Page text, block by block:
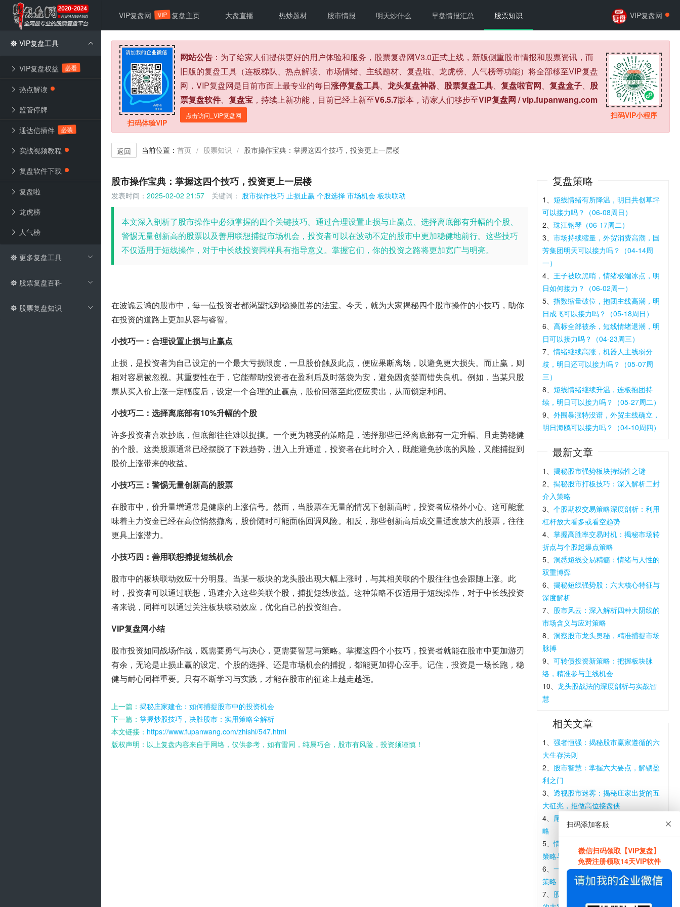
扫码体验VIP
网站公告 ：为了给家人们提供更好的用户体验和服务，股票复盘网V3.0正式上线，新版侧重股市情报和股票资讯，而
旧版的复盘工具（连板梯队、热点解读、市场情绪、主线题材、复盘啦、龙虎榜、人气榜等功能）将全部移至VIP复盘
网，VIP复盘网是目前市面上最专业的每日涨停复盘工具、 龙头复盘神器、 股票复盘工具、 复盘啦官网、 复盘盒子、 股
票复盘软件、 复盘宝 ，持续上新功能，目前已经上新至V6.5.7版本，请家人们移步至VIP复盘网 / vip.fupanwang.com
点击访问_VIP复盘网 扫码VIP小程序
返回 当前位置： 首页 / 股票知识 / 股市操作宝典：掌握这四个技巧，投资更上一层楼
股市操作宝典：掌握这四个技巧，投资更上一层楼
发表时间： 2025-02-02 21:57 关键词： 股市操作技巧 止损止赢 个股选择 市场机会 板块联动
本文深入剖析了股市操作中必须掌握的四个关键技巧。通过合理设置止损与止赢点、选择离底部有升幅的个股、
警惕无量创新高的股票以及善用联想捕捉市场机会，投资者可以在波动不定的股市中更加稳健地前行。这些技巧
不仅适用于短线操作，对于中长线投资同样具有指导意义。掌握它们，你的投资之路将更加宽广与明亮。
在波诡云谲的股市中，每一位投资者都渴望找到稳操胜券的法宝。今天，就为大家揭秘四个股市操作的小技巧，助你
在投资的道路上更加从容与睿智。
小技巧一：合理设置止损与止赢点
止损，是投资者为自己设定的一个最大亏损限度，一旦股价触及此点，便应果断离场，以避免更大损失。而止赢，则
相对容易被忽视。其重要性在于，它能帮助投资者在盈利后及时落袋为安，避免因贪婪而错失良机。例如，当某只股
票从买入价上涨一定幅度后，设定一个合理的止赢点，股价回落至此便应卖出，从而锁定利润。
小技巧二：选择离底部有10%升幅的个股
许多投资者喜欢抄底，但底部往往难以捉摸。一个更为稳妥的策略是，选择那些已经离底部有一定升幅、且走势稳健
的个股。这类股票通常已经摆脱了下跌趋势，进入上升通道，投资者在此时介入，既能避免抄底的风险，又能捕捉到
股价上涨带来的收益。
小技巧三：警惕无量创新高的股票
在股市中，价升量增通常是健康的上涨信号。然而，当股票在无量的情况下创新高时，投资者应格外小心。这可能意
味着主力资金已经在高位悄然撤离，股价随时可能面临回调风险。相反，那些创新高后成交量适度放大的股票，往往
更具上涨潜力。
小技巧四：善用联想捕捉短线机会
股市中的板块联动效应十分明显。当某一板块的龙头股出现大幅上涨时，与其相关联的个股往往也会跟随上涨。此
时，投资者可以通过联想，迅速介入这些关联个股，捕捉短线收益。这种策略不仅适用于短线操作，对于中长线投资
者来说，同样可以通过关注板块联动效应，优化自己的投资组合。
VIP复盘网小结
股市投资如同战场作战，既需要勇气与决心，更需要智慧与策略。掌握这四个小技巧，投资者就能在股市中更加游刃
有余，无论是止损止赢的设定、个股的选择、还是市场机会的捕捉，都能更加得心应手。记住，投资是一场长跑，稳
健与耐心同样重要。只有不断学习与实践，才能在股市的征途上越走越远。
上一篇： 揭秘庄家建仓：如何捕捉股市中的投资机会
下一篇： 掌握炒股技巧，决胜股市：实用策略全解析
本文链接： https://www.fupanwang.com/zhishi/547.html
版权声明：以上复盘内容来自于网络，仅供参考，如有雷同，纯属巧合，股市有风险，投资须谨慎！
复盘策略
1、短线情绪有所降温，明日共创草坪
可以接力吗？（06-08周日）
2、珠江钢琴（06-17周二）
3、市场持续缩量，外贸消费高潮，国
芳集团明天可以接力吗？（04-14周
一）
4、 王子被吹黑哨，情绪极端冰点，明
日如何接力？（06-02周一）
5、指数缩量破位，抱团主线高潮，明
日成飞可以接力吗？（05-18周日）
6、高标全部被杀，短线情绪退潮，明
日可以接力吗？（04-23周三）
7、情绪继续高涨，机器人主线弱分
歧，明日还可以接力吗？（05-07周
三）
8、短线情绪继续升温，连板抱团持
续，明日可以接力吗？（05-27周二）
9、外围暴涨特没谱，外贸主线确立，
明日海鸥可以接力吗？（04-10周四）
最新文章
1、揭秘股市强势板块持续性之谜
2、揭秘股市打板技巧：深入解析二封
介入策略
3、个股期权交易策略深度剖析：利用
杠杆放大看多或看空趋势
4、掌握高胜率交易时机：揭秘市场转
折点与个股起爆点策略
5、洞悉短线交易精髓：情绪与人性的
双重博弈
6、揭秘短线强势股：六大核心特征与
深度解析
7、 股市风云：深入解析四种大阴线的
市场含义与应对策略
8、洞察股市龙头奥秘，精准捕捉市场
脉搏
9、可转债投资新策略：把握板块脉
络，精准参与主线机会
10、龙头股战法的深度剖析与实战智
慧
相关文章
1、强者恒强：揭秘股市赢家遵循的六
大生存法则
2、 股市智慧：掌握六大要点，解锁盈
利之门
3、透视股市迷雾：揭秘庄家出货的五
大征兆，拒做高位接盘侠
4、 尾盘交易的艺术：揭秘高效买入策
略
5、情绪周期深度剖析：情绪发酵期的
策略与实践
6、一字板与T字板的心理博弈与实战
策略
7、 股市“稳得起”的擦鞋婆婆：小人物
VIP复盘网 VIP 复盘主页 大盘直播 热炒题材 股市情报 明天炒什么 早盘情报汇总 股票知识 VIP复盘网
VIP复盘工具
VIP复盘权益 必看
热点解读
监管停牌
通达信插件 必装
实战视频教程
复盘软件下载
复盘啦
龙虎榜
人气榜
更多复盘工具
股票复盘百科
股票复盘知识
扫码添加客服
微信扫码领取【VIP复盘】
免费注册领取14天VIP软件